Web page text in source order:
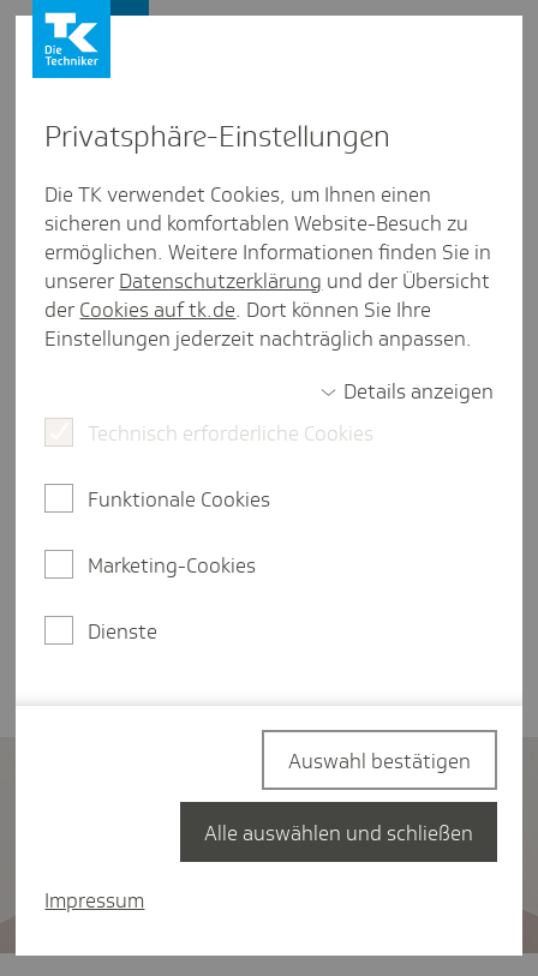
Zur Sache: Projekte zur Mitar­
bei­ter­ge­sund­heit am UKE
Inter­view aus Hamburg
Den Pflegeberuf attraktiver machen, indem man
Vereinbarkeit von Familie und Beruf unterstützt,
und sie im Umgang mit traumatischen Ereignissen
INside HR" am Universitätsklinikum Hamburg-
Eppendorf (UKE), die die Techniker Krankenkasse
Presse und Politik Pflegepolitik
Privat­sphäre-Einstel­lungen
Die TK verwendet Cookies, um Ihnen einen
sicheren und komfortablen Website-Besuch zu
ermöglichen. Weitere Informationen finden Sie in
unserer Datenschutzerklärung und der Übersicht
der Cookies auf tk.de. Dort können Sie Ihre
Einstellungen jederzeit nachträglich anpassen.
Details anzeigen
Technisch erforderliche Cookies
Funktionale Cookies
Marketing-Cookies
Dienste
Impressum
Auswahl bestätigen
Alle auswählen und schließen